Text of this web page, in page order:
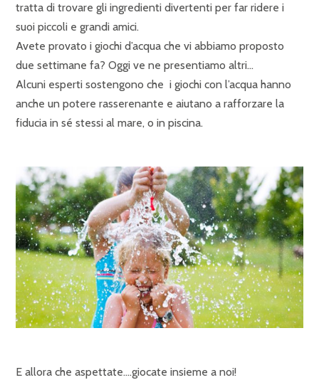
tratta di trovare gli ingredienti divertenti per far ridere i
suoi piccoli e grandi amici.
Avete provato i giochi d’acqua che vi abbiamo proposto
due settimane fa? Oggi ve ne presentiamo altri…
Alcuni esperti sostengono che i giochi con l’acqua hanno
anche un potere rasserenante e aiutano a rafforzare la
fiducia in sé stessi al mare, o in piscina.
E allora che aspettate….giocate insieme a noi!